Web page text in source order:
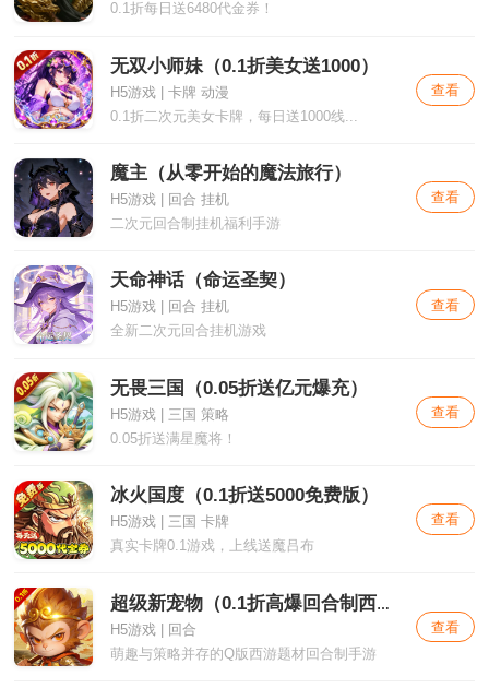
0.1折每日送6480代金券！
无双小师妹（0.1折美女送1000）
H5游戏 | 卡牌 动漫
0.1折二次元美女卡牌，每日送1000线...
查看
魔主（从零开始的魔法旅行）
H5游戏 | 回合 挂机
二次元回合制挂机福利手游
查看
天命神话（命运圣契）
H5游戏 | 回合 挂机
全新二次元回合挂机游戏
查看
无畏三国（0.05折送亿元爆充）
H5游戏 | 三国 策略
0.05折送满星魔将！
查看
冰火国度（0.1折送5000免费版）
H5游戏 | 三国 卡牌
真实卡牌0.1游戏，上线送魔吕布
查看
超级新宠物（0.1折高爆回合制西游）
H5游戏 | 回合
萌趣与策略并存的Q版西游题材回合制手游
查看